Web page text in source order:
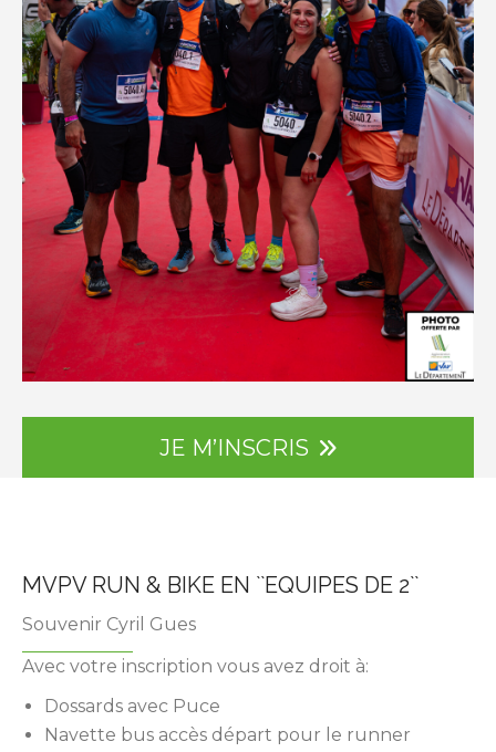
JE M’INSCRIS
MVPV RUN & BIKE EN ``EQUIPES DE 2``
Souvenir Cyril Gues
Avec votre inscription vous avez droit à:
Dossards avec Puce
Navette bus accès départ pour le runner